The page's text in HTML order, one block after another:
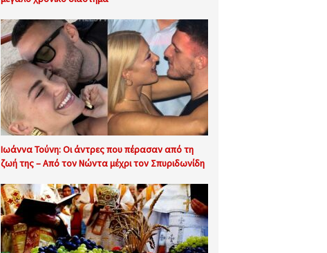
Ιωάννα Τούνη: Οι άντρες που πέρασαν από τη
ζωή της – Από τον Νώντα μέχρι τον Σπυριδωνίδη